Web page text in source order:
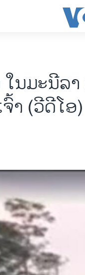
ນມະນີລ
າ (ວີດີໂອ)